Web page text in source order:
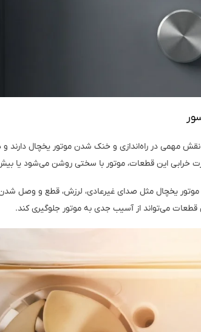
مهمی در راه‌اندازی و خنک شدن موتور یخچال دارند و
خرابی این قطعات، موتور با سختی روشن می‌شود یا
موتور یخچال مثل صدای غیرعادی، لرزش، قطع و وصل
می‌تواند از آسیب جدی به موتور جلوگیری کند.